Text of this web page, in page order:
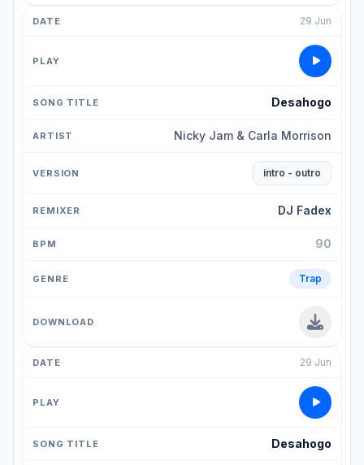
29 Jun
Desahogo
Nicky Jam & Carla Morrison
intro - outro
DJ Fadex
90
Trap
29 Jun
Desahogo